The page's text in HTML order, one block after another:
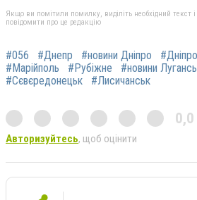
Якщо ви помітили помилку, виділіть необхідний текст
повідомити про це редакцію
#056 #Днепр #новини Дніпро #Дніпро
#Марійполь
#Рубіжне #новини
#Сєвєредонецьк
#Лисичанськ
0,0
Авторизуйтесь, щоб оцінити